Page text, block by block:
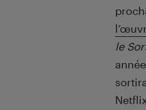
le